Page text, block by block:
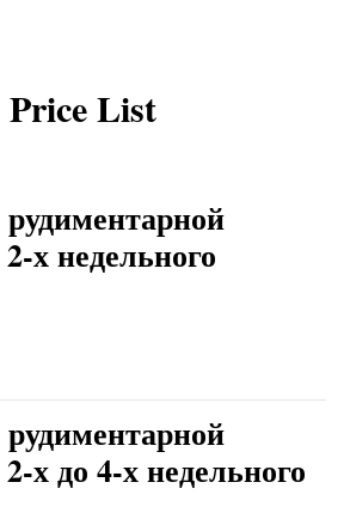
Price List
х недельного
х до 4-х недельного